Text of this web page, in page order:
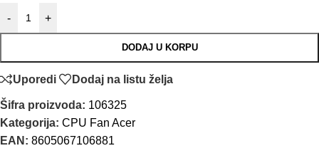
- +
DODAJ U KORPU
Uporedi Dodaj na listu želja
Šifra proizvoda: 106325
Kategorija: CPU Fan Acer
EAN: 8605067106881